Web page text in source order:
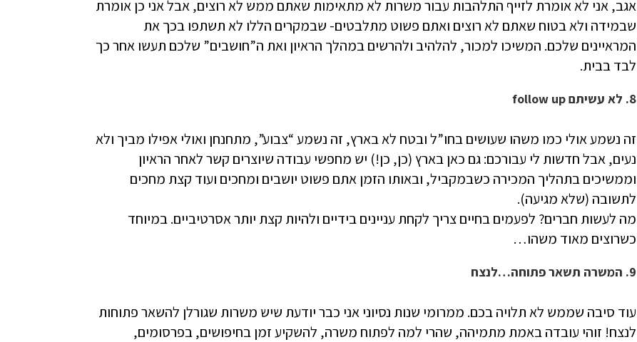
אגב, אני לא אומרת לזייף התלהבות עבור משרות לא מתאימות שאתם ממש לא רוצים, אבל אני כן אומרת
שבמידה ולא בטוח שאתם לא רוצים ואתם פשוט מתלבטים- שבמקרים הללו לא תשתפו בכך את
המראיינים שלכם. המשיכו למכור, להלהיב ולהרשים במהלך הראיון ואת ה”חושבים” שלכם תעשו אחר כך
לבד בבית.
8. לא עשיתם follow up
זה נשמע אולי כמו משהו שעושים בחו”ל ובטח לא בארץ, זה נשמע “צבוע”, מתחנחן ואולי אפילו מביך ולא
נעים, אבל חדשות לי עבורכם: גם כאן בארץ (כן, כן!) יש מחפשי עבודה שיוצרים קשר לאחר הראיון
וממשיכים בתהליך המכירה כשבמקביל, ובאותו הזמן אתם פשוט יושבים ומחכים ועוד קצת מחכים
לתשובה (שלא מגיעה).
מה לעשות חברים? לפעמים בחיים צריך לקחת עניינים בידיים ולהיות קצת יותר אסרטיביים. במיוחד
כשרוצים מאוד משהו…
9. המשרה תשאר פתוחה…לנצח
עוד סיבה שממש לא תלויה בכם. ממרומי שנות נסיוני אני כבר יודעת שיש משרות שגורלן להשאר פתוחות
לנצח! זוהי עובדה באמת מתמיהה, שהרי למה לפתוח משרה, להשקיע זמן בחיפושים, בפרסומים,